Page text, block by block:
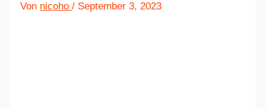
Von nicoho/ September 3, 2023